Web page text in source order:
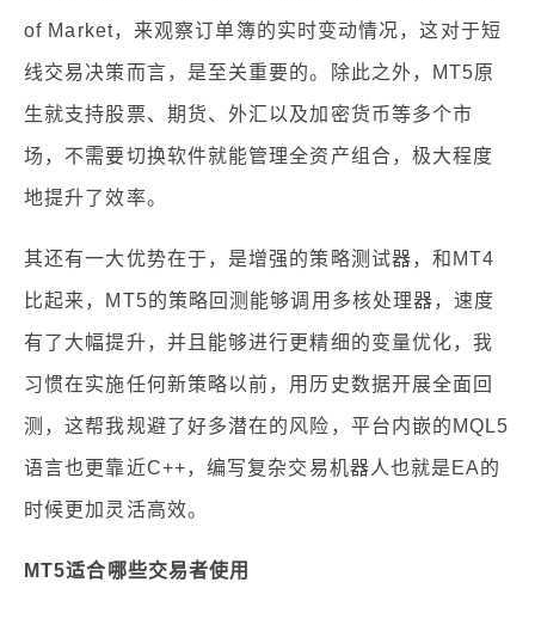
of Market，来观察订单簿的实时变动情况，这对于短
线交易决策而言，是至关重要的。除此之外，MT5原
生就支持股票、期货、外汇以及加密货币等多个市
场，不需要切换软件就能管理全资产组合，极大程度
地提升了效率。
其还有一大优势在于，是增强的策略测试器，和MT4
比起来，MT5的策略回测能够调用多核处理器，速度
有了大幅提升，并且能够进行更精细的变量优化，我
习惯在实施任何新策略以前，用历史数据开展全面回
测，这帮我规避了好多潜在的风险，平台内嵌的MQL5
语言也更靠近C++，编写复杂交易机器人也就是EA的
时候更加灵活高效。
MT5适合哪些交易者使用